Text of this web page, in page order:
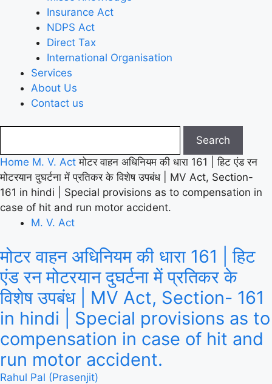
Insurance Act
NDPS Act
Direct Tax
International Organisation
Services
About Us
Contact us
Home M. V. Act मोटर वाहन अधिनियम की धारा 161 | हिट एंड रन
मोटरयान दुघर्टना में प्रतिकर के विशेष उपबंध | MV Act, Section-
161 in hindi | Special provisions as to compensation in
case of hit and run motor accident.
M. V. Act
मोटर वाहन अधिनियम की धारा 161 | हिट
एंड रन मोटरयान दुघर्टना में प्रतिकर के
विशेष उपबंध | MV Act, Section- 161
in hindi | Special provisions as to
compensation in case of hit and
run motor accident.
Rahul Pal (Prasenjit)